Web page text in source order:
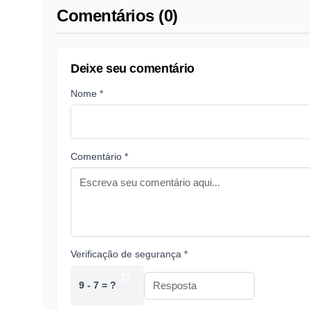
Comentários (0)
Deixe seu comentário
Nome *
Comentário *
Verificação de segurança *
9 - 7 = ?